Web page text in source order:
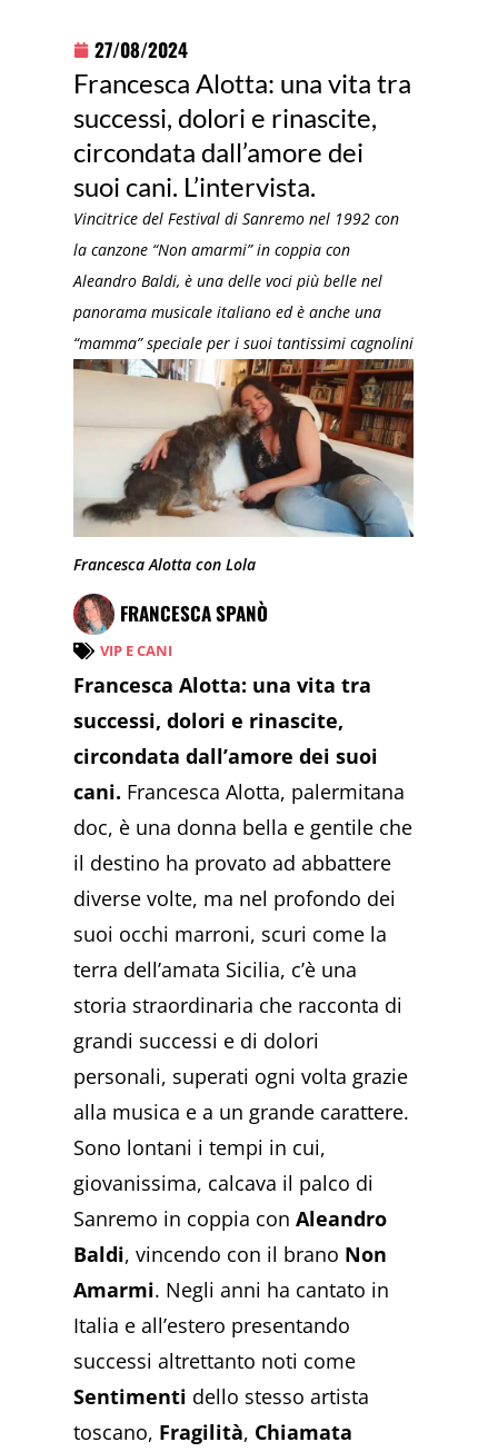
27/08/2024
Francesca Alotta: una vita tra
successi, dolori e rinascite,
circondata dall’amore dei
suoi cani. L’intervista.
Vincitrice del Festival di Sanremo nel 1992 con
la canzone “Non amarmi” in coppia con
Aleandro Baldi, è una delle voci più belle nel
panorama musicale italiano ed è anche una
“mamma” speciale per i suoi tantissimi cagnolini
Francesca Alotta con Lola
FRANCESCA SPANÒ
VIP E CANI
Francesca Alotta: una vita tra
successi, dolori e rinascite,
circondata dall’amore dei suoi
cani. Francesca Alotta, palermitana
doc, è una donna bella e gentile che
il destino ha provato ad abbattere
diverse volte, ma nel profondo dei
suoi occhi marroni, scuri come la
terra dell’amata Sicilia, c’è una
storia straordinaria che racconta di
grandi successi e di dolori
personali, superati ogni volta grazie
alla musica e a un grande carattere.
Sono lontani i tempi in cui,
giovanissima, calcava il palco di
Sanremo in coppia conAleandro
Baldi, vincendo con il brano Non
Amarmi. Negli anni ha cantato in
Italia e all’estero presentando
successi altrettanto noti come
Sentimenti dello stesso artista
toscano, Fragilità, Chiamata